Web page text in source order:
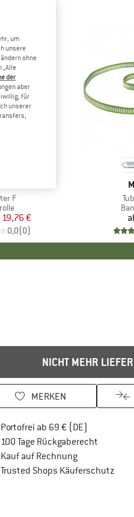
F
Preis
reduzierter Preis
19,76 €
0,0(0)
NICHT MEHR
MERKEN
Portofrei ab 69 € (DE)
100 Tage RückgaberechtGehe
Kauf auf RechnungFinde die
Trusted Shops Käuferschutz
um
unsere
ohne
„Alle
der
aber
für
unserer